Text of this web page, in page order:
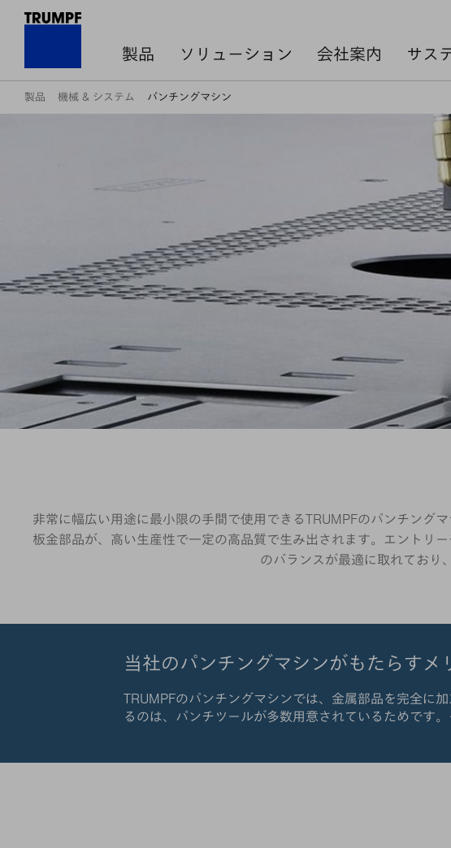
製品 ソリューション 会社案内 サス
製品 機械 & システム パンチングマシン
非常に幅広い用途に最小限の手間で使用できるTRUMPFのパンチング
板金部品が、高い生産性で一定の高品質で生み出されます。エントリ
のバランスが最適に取れており
当社のパンチングマシンがもたらすメ
TRUMPFのパンチングマシンでは、金属部品を完全に
るのは、パンチツールが多数用意されているためです